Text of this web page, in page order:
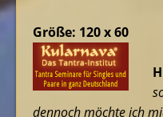
Größe: 120 x 60
dennoch möchte ich